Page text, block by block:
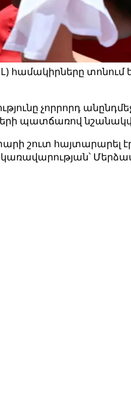
համակիրները
չորրորդ
պատճառով
շուտ հայտարարել
կառավարության՝